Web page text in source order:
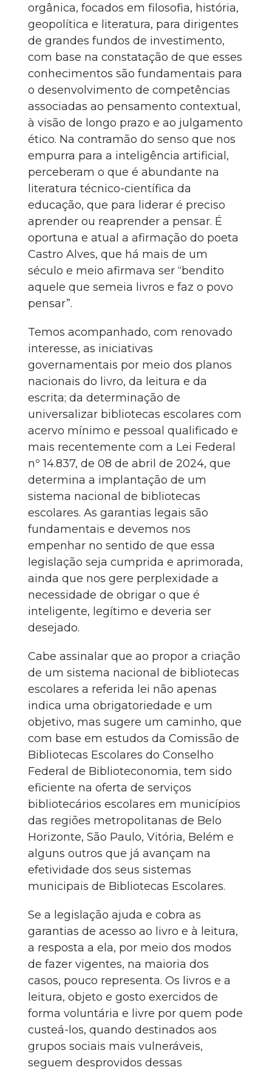
orgânica, focados em filosofia, história,
geopolítica e literatura, para dirigentes
de grandes fundos de investimento,
com base na constatação de que esses
conhecimentos são fundamentais para
o desenvolvimento de competências
associadas ao pensamento contextual,
à visão de longo prazo e ao julgamento
ético. Na contramão do senso que nos
empurra para a inteligência artificial,
perceberam o que é abundante na
literatura técnico-científica da
educação, que para liderar é preciso
aprender ou reaprender a pensar. É
oportuna e atual a afirmação do poeta
Castro Alves, que há mais de um
século e meio afirmava ser “bendito
aquele que semeia livros e faz o povo
pensar”.
Temos acompanhado, com renovado
interesse, as iniciativas
governamentais por meio dos planos
nacionais do livro, da leitura e da
escrita; da determinação de
universalizar bibliotecas escolares com
acervo mínimo e pessoal qualificado e
mais recentemente com a Lei Federal
nº 14.837, de 08 de abril de 2024, que
determina a implantação de um
sistema nacional de bibliotecas
escolares. As garantias legais são
fundamentais e devemos nos
empenhar no sentido de que essa
legislação seja cumprida e aprimorada,
ainda que nos gere perplexidade a
necessidade de obrigar o que é
inteligente, legítimo e deveria ser
desejado.
Cabe assinalar que ao propor a criação
de um sistema nacional de bibliotecas
escolares a referida lei não apenas
indica uma obrigatoriedade e um
objetivo, mas sugere um caminho, que
com base em estudos da Comissão de
Bibliotecas Escolares do Conselho
Federal de Biblioteconomia, tem sido
eficiente na oferta de serviços
bibliotecários escolares em municípios
das regiões metropolitanas de Belo
Horizonte, São Paulo, Vitória, Belém e
alguns outros que já avançam na
efetividade dos seus sistemas
municipais de Bibliotecas Escolares.
Se a legislação ajuda e cobra as
garantias de acesso ao livro e à leitura,
a resposta a ela, por meio dos modos
de fazer vigentes, na maioria dos
casos, pouco representa. Os livros e a
leitura, objeto e gosto exercidos de
forma voluntária e livre por quem pode
custeá-los, quando destinados aos
grupos sociais mais vulneráveis,
seguem desprovidos dessas